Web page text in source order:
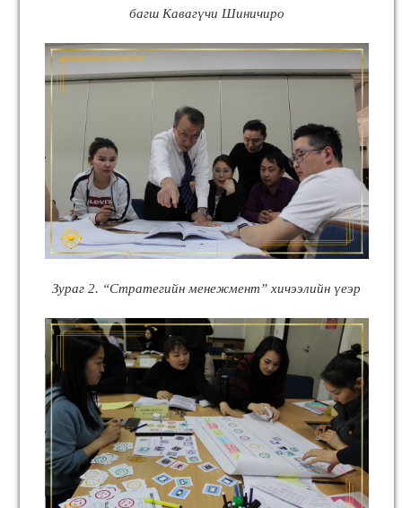
багш Кавагүчи Шиничиро
Зураг 2. “Стратегийн менежмент” хичээлийн үеэр